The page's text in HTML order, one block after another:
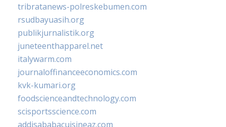
tribratanews-polreskebumen.com
rsudbayuasih.org
publikjurnalistik.org
juneteenthapparel.net
italywarm.com
journaloffinanceeconomics.com
kvk-kumari.org
foodscienceandtechnology.com
scisportsscience.com
addisababacuisineaz.com